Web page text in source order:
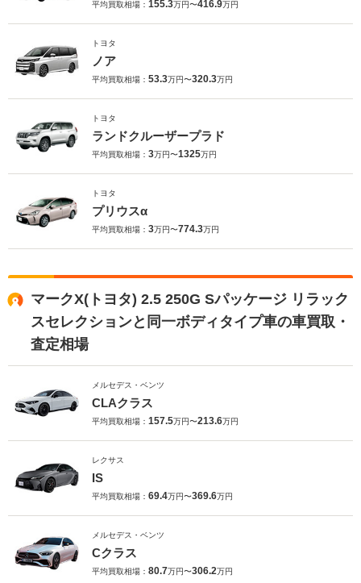
平均買取相場： 155.3万円〜416.9万円
トヨタ
ノア
平均買取相場： 53.3万円〜320.3万円
トヨタ
ランドクルーザープラド
平均買取相場： 3万円〜1325万円
トヨタ
プリウスα
平均買取相場： 3万円〜774.3万円
マークX(トヨタ) 2.5 250G Sパッケージ リラック
スセレクションと同一ボディタイプ車の車買取・
査定相場
メルセデス・ベンツ
CLAクラス
平均買取相場： 157.5万円〜213.6万円
レクサス
IS
平均買取相場： 69.4万円〜369.6万円
メルセデス・ベンツ
Cクラス
平均買取相場： 80.7万円〜306.2万円